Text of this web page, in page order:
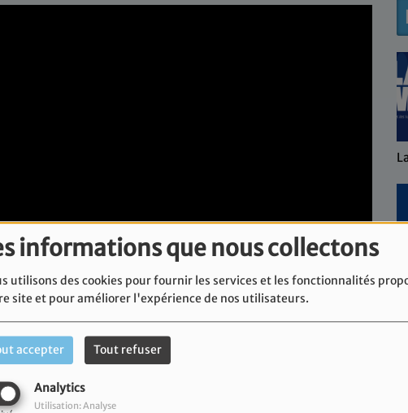
informations que nous collectons
utilisons des cookies pour fournir les services et les fonctionnalités
site et pour améliorer l'expérience de nos utilisateurs.
accepter Tout refuser
Analytics
Utilisation: Analyse
Louis Clément.